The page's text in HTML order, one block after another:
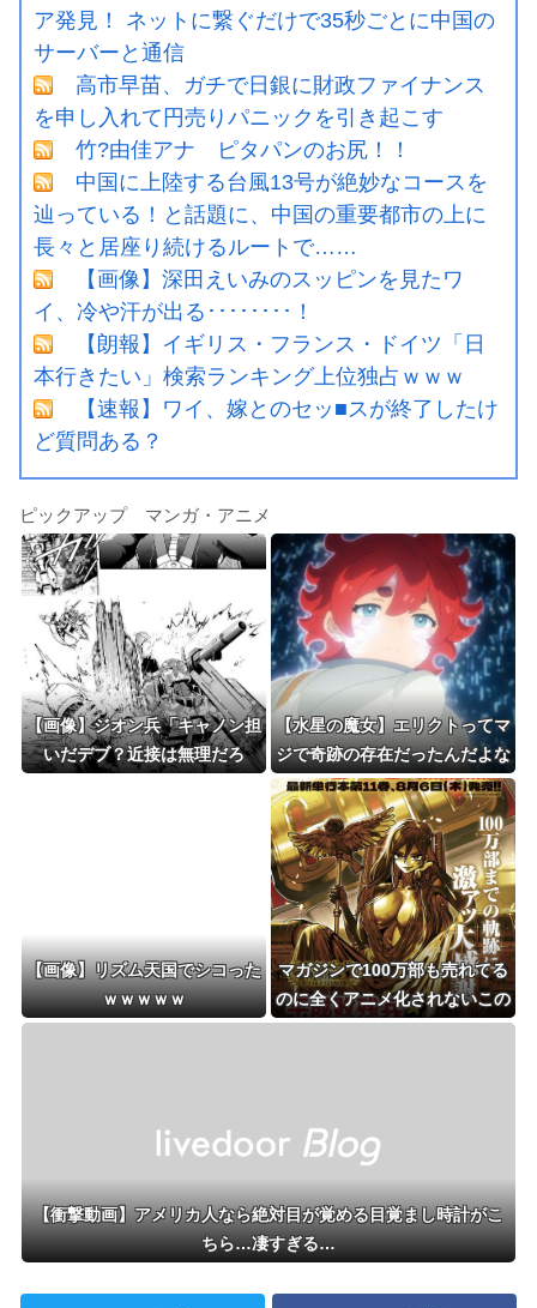
ア発見！ ネットに繋ぐだけで35秒ごとに中国の
サーバーと通信
高市早苗、ガチで日銀に財政ファイナンス
を申し入れて円売りパニックを引き起こす
竹?由佳アナ ピタパンのお尻！！
中国に上陸する台風13号が絶妙なコースを
辿っている！と話題に、中国の重要都市の上に
長々と居座り続けるルートで……
【画像】深田えいみのスッピンを見たワ
イ、冷や汗が出る････････！
【朗報】イギリス・フランス・ドイツ「日
本行きたい」検索ランキング上位独占ｗｗｗ
【速報】ワイ、嫁とのセッ■スが終了したけ
ど質問ある？
ピックアップ マンガ・アニメ
【画像】ジオン兵「キャノン担
いだデブ？近接は無理だろ
【水星の魔女】エリクトってマ
ジで奇跡の存在だったんだよな
【画像】リズム天国でシコった
ｗｗｗｗｗ
マガジンで100万部も売れてる
のに全くアニメ化されないこの
お漫画📖🥺
【衝撃動画】アメリカ人なら絶対目が覚める目覚まし時計がこ
ちら…凄すぎる…